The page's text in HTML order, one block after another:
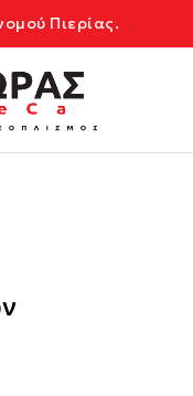
Πιερίας.